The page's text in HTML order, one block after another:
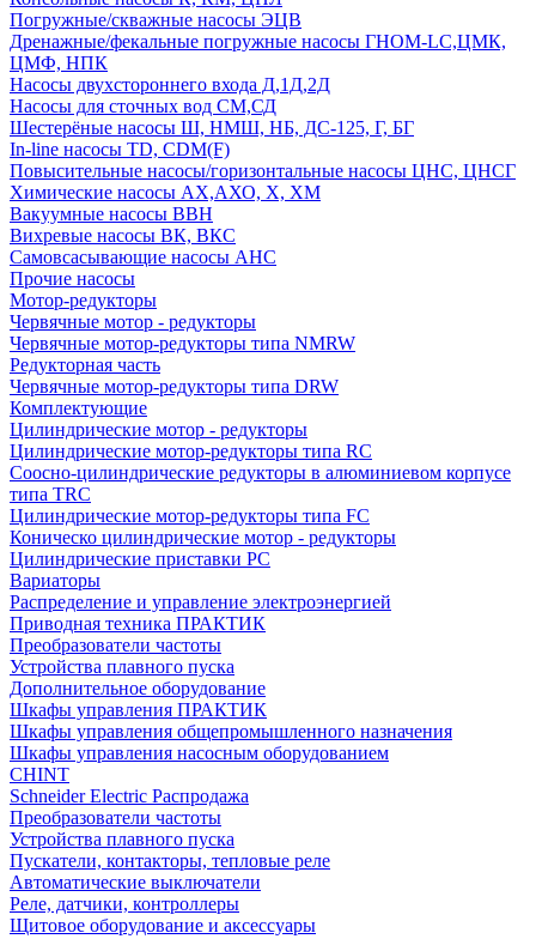
Погружные/скважные насосы ЭЦВ
Дренажные/фекальные погружные насосы ГНОМ-LC,ЦМК,
ЦМФ, НПК
Насосы двухстороннего входа Д,1Д,2Д
Насосы для сточных вод СМ,СД
Шестерёные насосы Ш, НМШ, НБ, ДС-125, Г, БГ
In-line насосы TD, CDM(F)
Повысительные насосы/горизонтальные насосы ЦНС, ЦНСГ
Химические насосы АХ,АХО, Х, ХМ
Вакуумные насосы ВВН
Вихревые насосы ВК, ВКС
Самовсасывающие насосы АНС
Прочие насосы
Мотор-редукторы
Червячные мотор - редукторы
Червячные мотор-редукторы типа NMRW
Редукторная часть
Червячные мотор-редукторы типа DRW
Комплектующие
Цилиндрические мотор - редукторы
Цилиндрические мотор-редукторы типа RC
Соосно-цилиндрические редукторы в алюминиевом корпусе
типа TRC
Цилиндрические мотор-редукторы типа FC
Коническо цилиндрические мотор - редукторы
Цилиндрические приставки PC
Вариаторы
Распределение и управление электроэнергией
Приводная техника ПРАКТИК
Преобразователи частоты
Устройства плавного пуска
Дополнительное оборудование
Шкафы управления ПРАКТИК
Шкафы управления общепромышленного назначения
Шкафы управления насосным оборудованием
CHINT
Schneider Electric Распродажа
Преобразователи частоты
Устройства плавного пуска
Пускатели, контакторы, тепловые реле
Автоматические выключатели
Реле, датчики, контроллеры
Щитовое оборудование и аксессуары